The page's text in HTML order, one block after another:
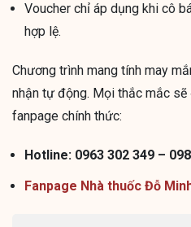
Voucher chỉ áp dụng khi cô
hợp lệ.
Chương trình mang tính may
nhận tự động. Mọi thắc mắc
fanpage chính thức:
Hotline: 0963 302 349 –
Fanpage Nhà thuốc Đỗ